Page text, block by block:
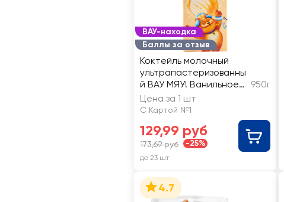
ВАУ-находка
Баллы за отзыв
Коктейль молочный
ультрапастеризованны
й ВАУ МЯУ! Ванильное
мороженое 3,2%, без
змж
950г
Цена за 1 шт
С Картой №1
129,99 руб
173,69 руб -25%
до 23 шт
4.7